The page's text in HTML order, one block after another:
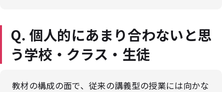
Q. 個人的にあまり合わないと思
う学校・クラス・生徒
教材の構成の面で、従来の講義型の授業には向かな